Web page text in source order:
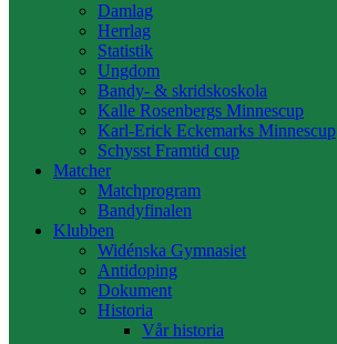
Damlag
Herrlag
Statistik
Ungdom
Bandy- & skridskoskola
Kalle Rosenbergs Minnescup
Karl-Erick Eckemarks Minnescup
Schysst Framtid cup
Matcher
Matchprogram
Bandyfinalen
Klubben
Widénska Gymnasiet
Antidoping
Dokument
Historia
Vår historia